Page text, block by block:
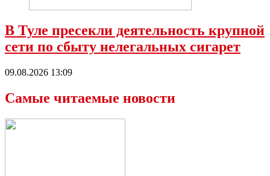
В Туле пресекли деятельность крупной
сети по сбыту нелегальных сигарет
09.08.2026 13:09
Самые читаемые новости